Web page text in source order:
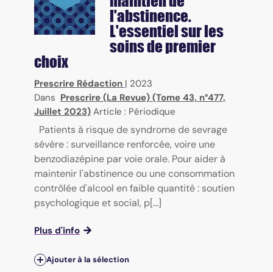
l'abstinence.
L'essentiel sur les
soins de premier
choix
Prescrire Rédaction | 2023
Dans Prescrire (La Revue) (Tome 43, n°477,
Juillet 2023) Article : Périodique
Patients à risque de syndrome de sevrage
sévère : surveillance renforcée, voire une
benzodiazépine par voie orale. Pour aider à
maintenir l'abstinence ou une consommation
contrôlée d'alcool en faible quantité : soutien
psychologique et social, p[...]
Plus d'info
Ajouter à la sélection